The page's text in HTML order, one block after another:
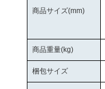
商品サイズ(mm)
商品重量(kg)
梱包サイズ